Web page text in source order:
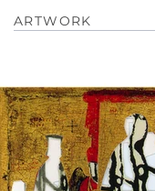
ARTWORK